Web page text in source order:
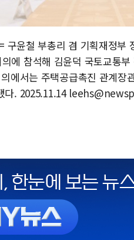
구윤철 부총리 겸 기획재정부
에 참석해 김윤덕 국토교통
에서는 주택공급촉진 관계장
다. 2025.11.14